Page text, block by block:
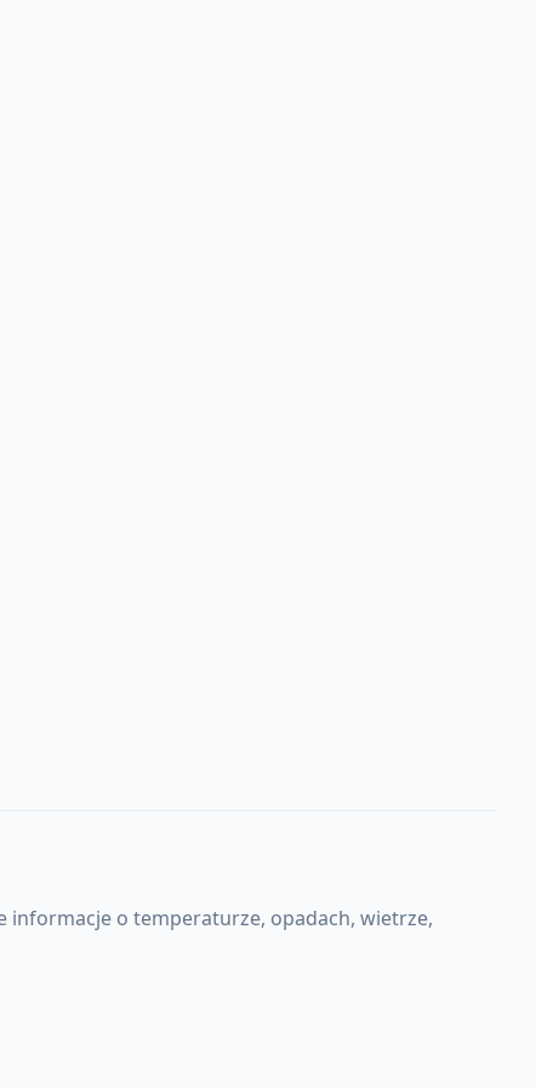
informacje o temperaturze, opadach, wietrze,